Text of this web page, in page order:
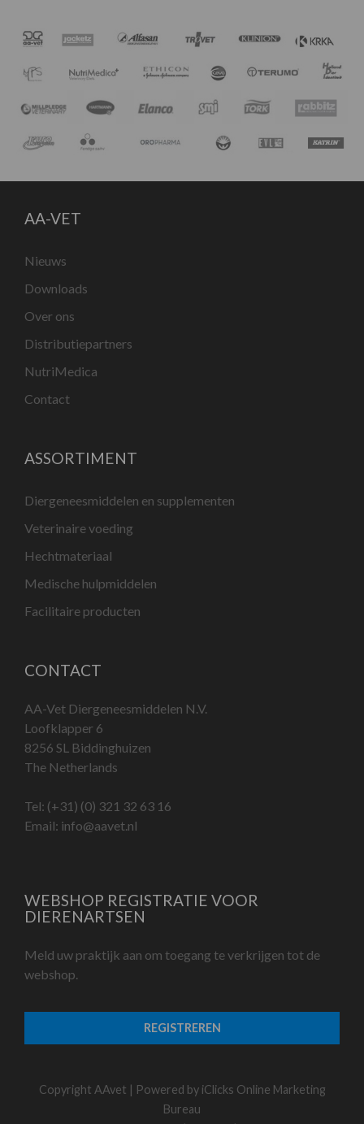
AA-VET
Nieuws
Downloads
Over ons
Distributiepartners
NutriMedica
Contact
ASSORTIMENT
Diergeneesmiddelen en supplementen
Veterinaire voeding
Hechtmateriaal
Medische hulpmiddelen
Facilitaire producten
CONTACT
AA-Vet Diergeneesmiddelen N.V.
Loofklapper 6
8256 SL Biddinghuizen
The Netherlands
Tel: (+31) (0) 321 32 63 16
Email: info@aavet.nl
WEBSHOP REGISTRATIE VOOR
DIERENARTSEN
Meld uw praktijk aan om toegang te verkrijgen tot de
webshop.
REGISTREREN
Copyright AAvet | Powered by iClicks Online Marketing
Bureau